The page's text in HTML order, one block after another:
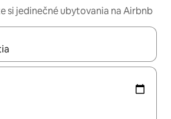
si jedinečné ubytovania na Airbnb
k dispozícii, môžete si ich prechádzať